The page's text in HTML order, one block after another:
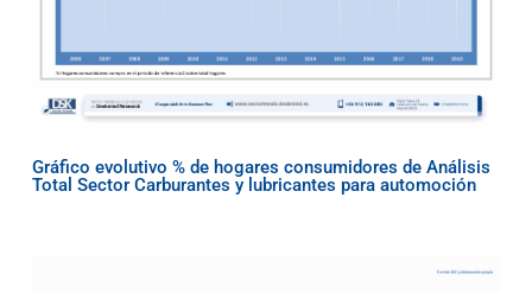
Gráfico evolutivo % de hogares consumidores de Análisis
Total Sector Carburantes y lubricantes para automoción